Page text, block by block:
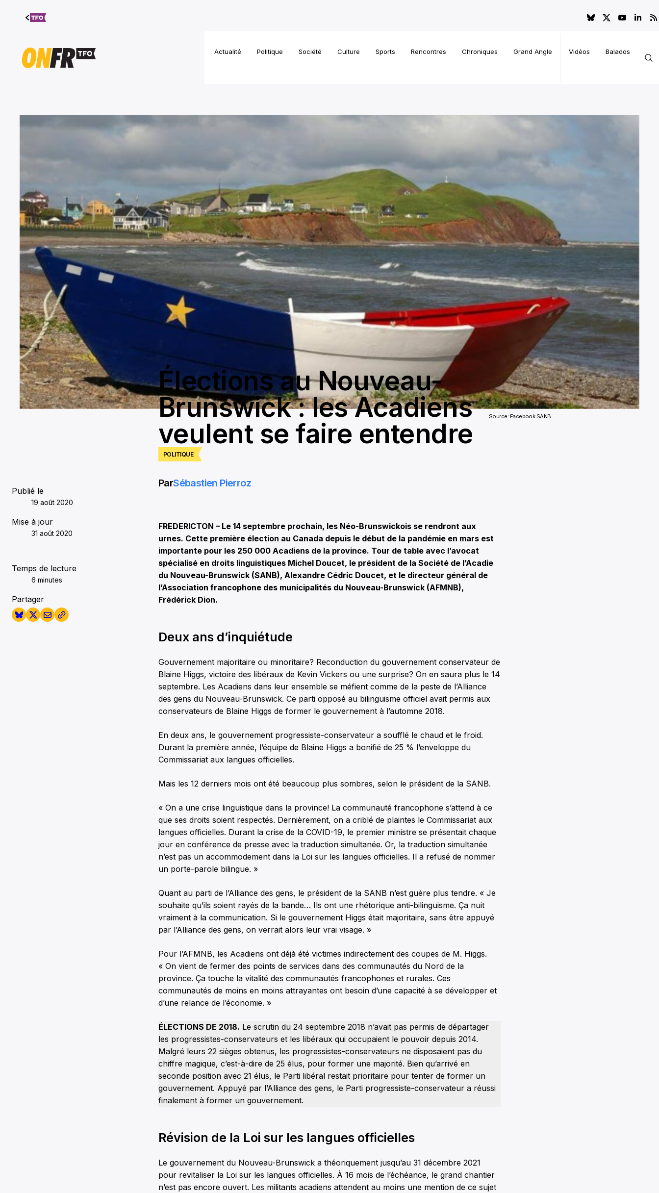
Aller au
contenu
Actualité Politique Société Culture Sports Rencontres Chroniques Grand Angle Vidéos Balados
Source: Facebook SANB
POLITIQUE
Élections au Nouveau-
Brunswick : les Acadiens
veulent se faire entendre
Publié le
19 août 2020
Mise à jour
31 août 2020
Temps de lecture
6 minutes
Partager
ParSébastien Pierroz
FREDERICTON – Le 14 septembre prochain, les Néo-Brunswickois se rendront aux
urnes. Cette première élection au Canada depuis le début de la pandémie en mars est
importante pour les 250 000 Acadiens de la province. Tour de table avec l’avocat
spécialisé en droits linguistiques Michel Doucet, le président de la Société de l’Acadie
du Nouveau-Brunswick (SANB), Alexandre Cédric Doucet, et le directeur général de
l’Association francophone des municipalités du Nouveau-Brunswick (AFMNB),
Frédérick Dion.
Deux ans d’inquiétude
Gouvernement majoritaire ou minoritaire? Reconduction du gouvernement conservateur de
Blaine Higgs, victoire des libéraux de Kevin Vickers ou une surprise? On en saura plus le 14
septembre. Les Acadiens dans leur ensemble se méfient comme de la peste de l’Alliance
des gens du Nouveau-Brunswick. Ce parti opposé au bilinguisme officiel avait permis aux
conservateurs de Blaine Higgs de former le gouvernement à l’automne 2018.
En deux ans, le gouvernement progressiste-conservateur a soufflé le chaud et le froid.
Durant la première année, l’équipe de Blaine Higgs a bonifié de 25 % l’enveloppe du
Commissariat aux langues officielles.
Mais les 12 derniers mois ont été beaucoup plus sombres, selon le président de la SANB.
« On a une crise linguistique dans la province! La communauté francophone s’attend à ce
que ses droits soient respectés. Dernièrement, on a criblé de plaintes le Commissariat aux
langues officielles. Durant la crise de la COVID-19, le premier ministre se présentait chaque
jour en conférence de presse avec la traduction simultanée. Or, la traduction simultanée
n’est pas un accommodement dans la Loi sur les langues officielles. Il a refusé de nommer
un porte-parole bilingue. »
Quant au parti de l’Alliance des gens, le président de la SANB n’est guère plus tendre. « Je
souhaite qu’ils soient rayés de la bande… Ils ont une rhétorique anti-bilinguisme. Ça nuit
vraiment à la communication. Si le gouvernement Higgs était majoritaire, sans être appuyé
par l’Alliance des gens, on verrait alors leur vrai visage. »
Pour l’AFMNB, les Acadiens ont déjà été victimes indirectement des coupes de M. Higgs.
« On vient de fermer des points de services dans des communautés du Nord de la
province. Ça touche la vitalité des communautés francophones et rurales. Ces
communautés de moins en moins attrayantes ont besoin d’une capacité à se développer et
d’une relance de l’économie. »
ÉLECTIONS DE 2018. Le scrutin du 24 septembre 2018 n’avait pas permis de départager
les progressistes-conservateurs et les libéraux qui occupaient le pouvoir depuis 2014.
Malgré leurs 22 sièges obtenus, les progressistes-conservateurs ne disposaient pas du
chiffre magique, c’est-à-dire de 25 élus, pour former une majorité. Bien qu’arrivé en
seconde position avec 21 élus, le Parti libéral restait prioritaire pour tenter de former un
gouvernement. Appuyé par l’Alliance des gens, le Parti progressiste-conservateur a réussi
finalement à former un gouvernement.
Révision de la Loi sur les langues officielles
Le gouvernement du Nouveau-Brunswick a théoriquement jusqu’au 31 décembre 2021
pour revitaliser la Loi sur les langues officielles. À 16 mois de l’échéance, le grand chantier
n’est pas encore ouvert. Les militants acadiens attendent au moins une mention de ce sujet